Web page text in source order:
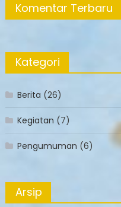
Komentar Terbaru
Kategori
Berita (26)
Kegiatan (7)
Pengumuman (6)
Arsip